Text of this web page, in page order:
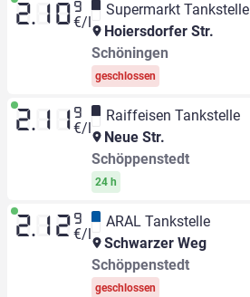
2.10 9
€/l
Supermarkt Tankstelle
Hoiersdorfer Str.
Schöningen
geschlossen
2.11 9
€/l
Raiffeisen Tankstelle
Neue Str.
Schöppenstedt
24 h
2.12 9
€/l
ARAL Tankstelle
Schwarzer Weg
Schöppenstedt
geschlossen